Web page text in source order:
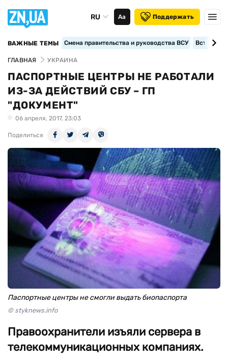
RU Аа Поддержать
ВАЖНЫЕ ТЕМЫ Смена правительства и руководства ВСУ
ГЛАВНАЯ УКРАИНА
ПАСПОРТНЫЕ ЦЕНТРЫ НЕ РАБОТАЛИ
ИЗ-ЗА ДЕЙСТВИЙ СБУ – ГП
"ДОКУМЕНТ"
06 апреля, 2017, 23:03
Поделиться
Паспортные центры не смогли выдать биопаспорта
© styknews.info
Правоохранители изъяли сервера в
телекоммуникационных компаниях.